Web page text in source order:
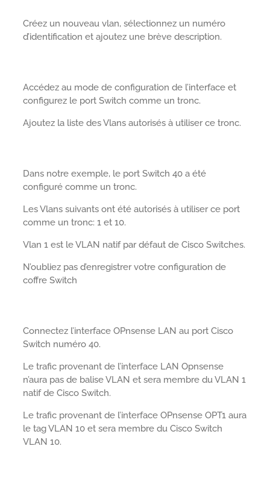
Créez un nouveau vlan, sélectionnez un numéro
d’identification et ajoutez une brève description.
Accédez au mode de configuration de l’interface et
configurez le port Switch comme un tronc.
Ajoutez la liste des Vlans autorisés à utiliser ce tronc.
Dans notre exemple, le port Switch 40 a été
configuré comme un tronc.
Les Vlans suivants ont été autorisés à utiliser ce port
comme un tronc: 1 et 10.
Vlan 1 est le VLAN natif par défaut de Cisco Switches.
N’oubliez pas d’enregistrer votre configuration de
coffre Switch
Connectez l’interface OPnsense LAN au port Cisco
Switch numéro 40.
Le trafic provenant de l’interface LAN Opnsense
n’aura pas de balise VLAN et sera membre du VLAN 1
natif de Cisco Switch.
Le trafic provenant de l’interface OPnsense OPT1 aura
le tag VLAN 10 et sera membre du Cisco Switch
VLAN 10.